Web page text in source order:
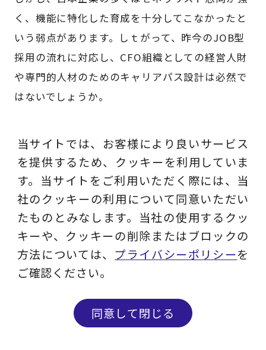
く、機能に特化した育成を十分してこなかったと
いう弱点があります。しｔがって、昨今のJOB型
採用の流れに対応し、CFO組織としての経営人財
や専門的人材のためのキャリアパス設計は必然で
はないでしょうか。
⑤CFO組織の人財のスキルを定義して
育成する
CFO組織のメンバーの育成のためには、メンバー
のスキルの定義も必要です。
日常的に数字を扱う存在であり、分析力には長け
ていると言えます。しかし、資本効率向上に向け
問い合わせる メルマガ登録
当サイトでは、お客様により良いサービス
を提供するため、クッキーを利用していま
す。当サイトをご利用いただく際には、当
社のクッキーの利用について同意いただい
たものとみなします。当社の使用するクッ
キーや、クッキーの削除またはブロックの
方法については、 プライバシーポリシーを
ご確認ください。
同意して閉じる